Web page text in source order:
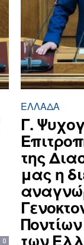
0
ΕΛΛΆΔΑ
Γ.
της
μας η